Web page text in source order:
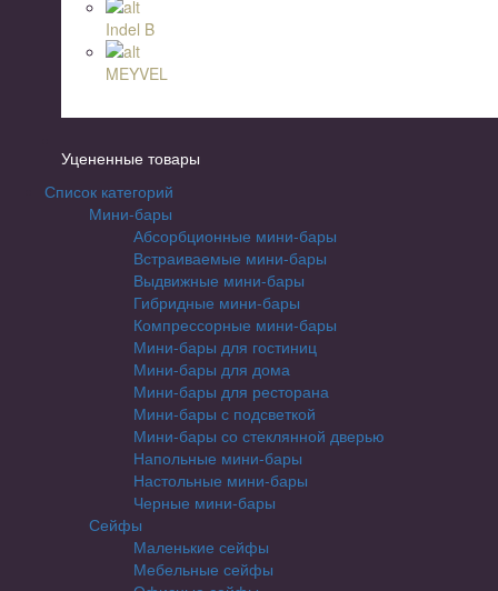
Indel B
MEYVEL
Уцененные товары
Список категорий
Мини-бары
Абсорбционные мини-бары
Встраиваемые мини-бары
Выдвижные мини-бары
Гибридные мини-бары
Компрессорные мини-бары
Мини-бары для гостиниц
Мини-бары для дома
Мини-бары для ресторана
Мини-бары с подсветкой
Мини-бары со стеклянной дверью
Напольные мини-бары
Настольные мини-бары
Черные мини-бары
Сейфы
Маленькие сейфы
Мебельные сейфы